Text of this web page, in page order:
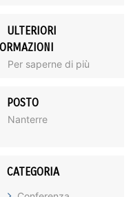
ULTERIORI
Per saperne di più
POSTO
Nanterre
CATEGORIA